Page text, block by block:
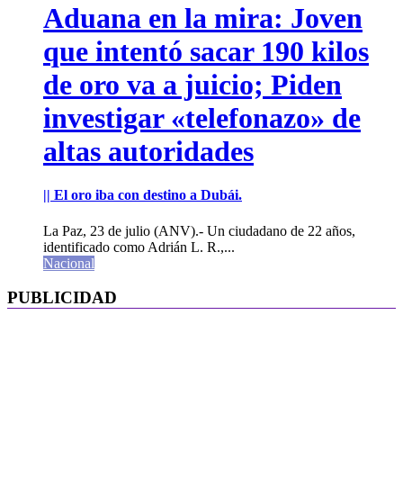
Aduana en la mira: Joven
que intentó sacar 190 kilos
de oro va a juicio; Piden
investigar «telefonazo» de
altas autoridades
|| El oro iba con destino a Dubái.
La Paz, 23 de julio (ANV).- Un ciudadano de 22 años,
identificado como Adrián L. R.,...
Nacional
PUBLICIDAD